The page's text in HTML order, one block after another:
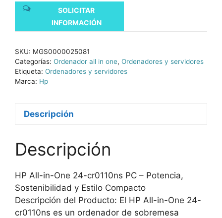
SOLICITAR
INFORMACIÓN
SKU: MGS0000025081
Categorías: Ordenador all in one, Ordenadores y servidores
Etiqueta: Ordenadores y servidores
Marca: Hp
Descripción
Descripción
HP All-in-One 24-cr0110ns PC – Potencia,
Sostenibilidad y Estilo Compacto
Descripción del Producto: El HP All-in-One 24-
cr0110ns es un ordenador de sobremesa